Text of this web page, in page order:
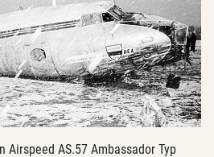
Airspeed AS.57 Ambassador Typ